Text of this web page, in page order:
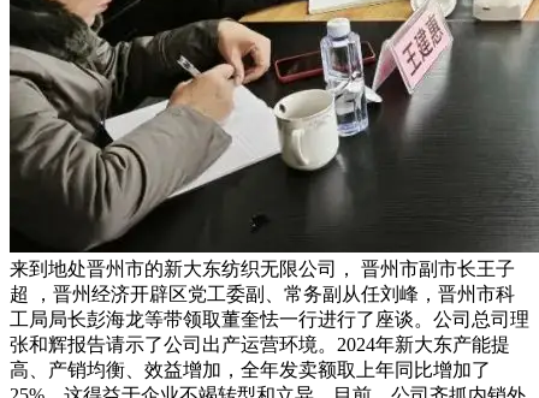
来到地处晋州市的新大东纺织无限公司， 晋州市副市长王子
超 ，晋州经济开辟区党工委副、常务副从任刘峰，晋州市科
工局局长彭海龙等带领取董奎怯一行进行了座谈。公司总司理
张和辉报告请示了公司出产运营环境。2024年新大东产能提
高、产销均衡、效益增加，全年发卖额取上年同比增加了